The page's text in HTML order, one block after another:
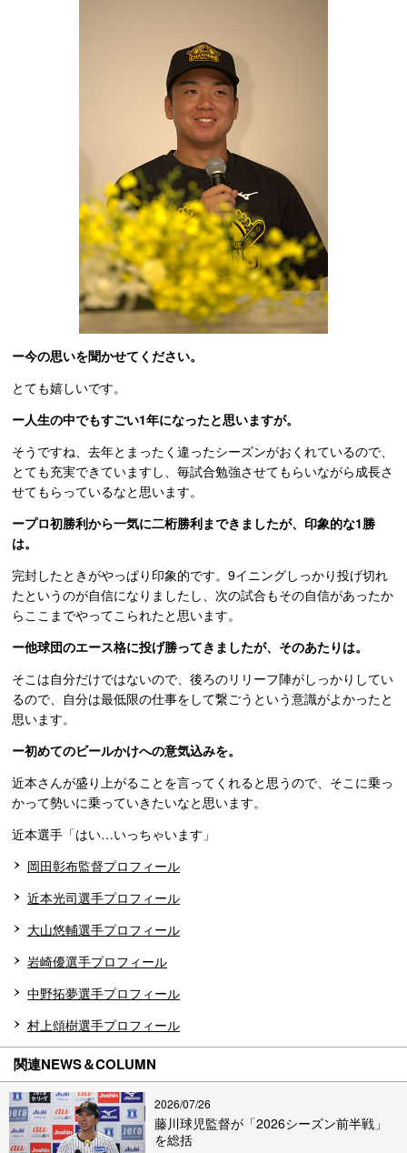
ー今の思いを聞かせてください。
とても嬉しいです。
ー人生の中でもすごい1年になったと思いますが。
そうですね、去年とまったく違ったシーズンがおくれているので、
とても充実できていますし、毎試合勉強させてもらいながら成長さ
せてもらっているなと思います。
ープロ初勝利から一気に二桁勝利まできましたが、印象的な1勝
は。
完封したときがやっぱり印象的です。9イニングしっかり投げ切れ
たというのが自信になりましたし、次の試合もその自信があったか
らここまでやってこられたと思います。
ー他球団のエース格に投げ勝ってきましたが、そのあたりは。
そこは自分だけではないので、後ろのリリーフ陣がしっかりしてい
るので、自分は最低限の仕事をして繋ごうという意識がよかったと
思います。
ー初めてのビールかけへの意気込みを。
近本さんが盛り上がることを言ってくれると思うので、そこに乗っ
かって勢いに乗っていきたいなと思います。
近本選手「はい…いっちゃいます」
岡田彰布監督プロフィール
近本光司選手プロフィール
大山悠輔選手プロフィール
岩崎優選手プロフィール
中野拓夢選手プロフィール
村上頌樹選手プロフィール
関連NEWS＆COLUMN
2026/07/26
藤川球児監督が「2026シーズン前半戦」
を総括